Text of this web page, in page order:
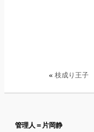
« 枝成り王子
管理人＝片岡静